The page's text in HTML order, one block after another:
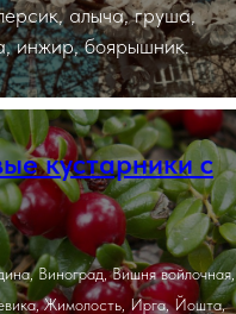
алыча, груша,
инжир, боярышник.
кустарники с
Виноград, Вишня войлочная,
Жимолость, Ирга, Йошта,